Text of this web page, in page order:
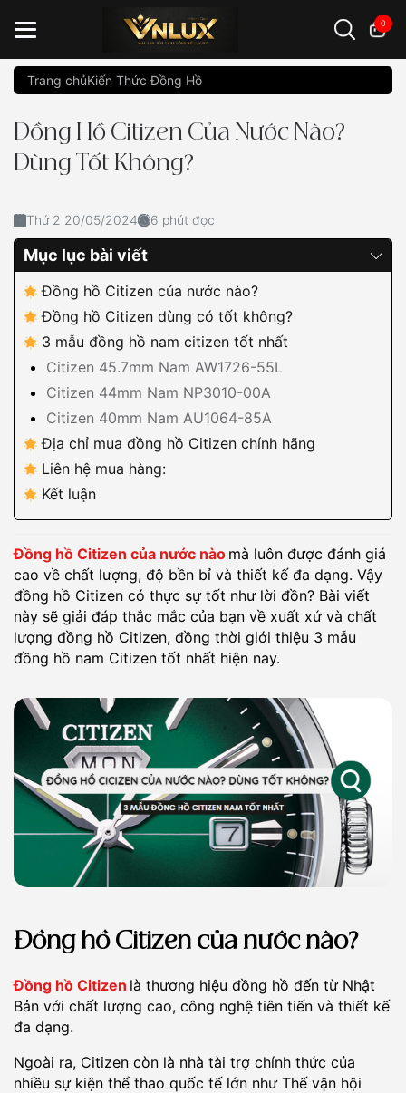
0
Đồng hồ casio đồng hồ G-Shock đồng hồ Orient
Trang chủKiến Thức Đồng Hồ
Đồng Hồ Citizen Của Nước Nào?
Dùng Tốt Không?
Thứ 2 20/05/2024 6 phút đọc
Mục lục bài viết
Đồng hồ Citizen của nước nào?
Đồng hồ Citizen dùng có tốt không?
3 mẫu đồng hồ nam citizen tốt nhất
Citizen 45.7mm Nam AW1726-55L
Citizen 44mm Nam NP3010-00A
Citizen 40mm Nam AU1064-85A
Địa chỉ mua đồng hồ Citizen chính hãng
Liên hệ mua hàng:
Kết luận
Đồng hồ Citizen của nước nào mà luôn được đánh giá
cao về chất lượng, độ bền bỉ và thiết kế đa dạng. Vậy
đồng hồ Citizen có thực sự tốt như lời đồn? Bài viết
này sẽ giải đáp thắc mắc của bạn về xuất xứ và chất
lượng đồng hồ Citizen, đồng thời giới thiệu 3 mẫu
đồng hồ nam Citizen tốt nhất hiện nay.
Đồng hồ Citizen của nước nào?
Đồng hồ Citizen là thương hiệu đồng hồ đến từ Nhật
Bản với chất lượng cao, công nghệ tiên tiến và thiết kế
đa dạng.
Ngoài ra, Citizen còn là nhà tài trợ chính thức của
nhiều sự kiện thể thao quốc tế lớn như Thế vận hội